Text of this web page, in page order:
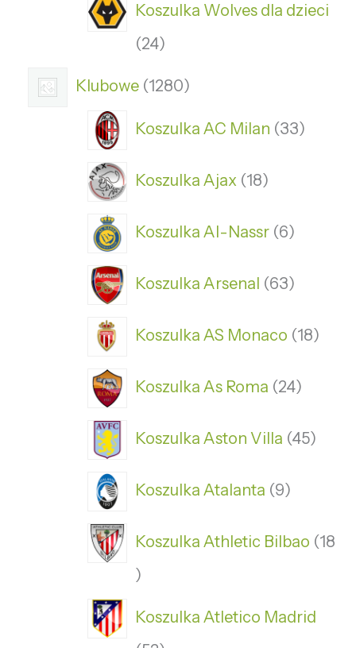
Koszulka Wolves dla dzieci
24
Klubowe 1280
Koszulka AC Milan 33
Koszulka Ajax 18
Koszulka Al-Nassr 6
Koszulka Arsenal 63
Koszulka AS Monaco 18
Koszulka As Roma 24
Koszulka Aston Villa 45
Koszulka Atalanta 9
Koszulka Athletic Bilbao 18
Koszulka Atletico Madrid